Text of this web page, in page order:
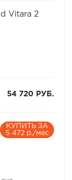
Vitara 2
54 720 РУБ.
КУПИТЬ ЗА
5 472 р./мес